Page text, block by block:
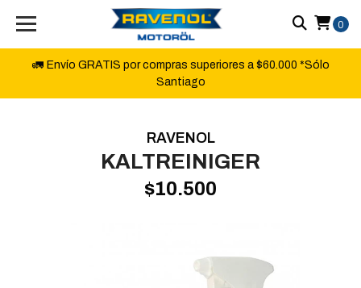
🚛 Envío GRATIS por compras superiores a $60.000 *Sólo
Santiago
0
RAVENOL
KALTREINIGER
$10.500